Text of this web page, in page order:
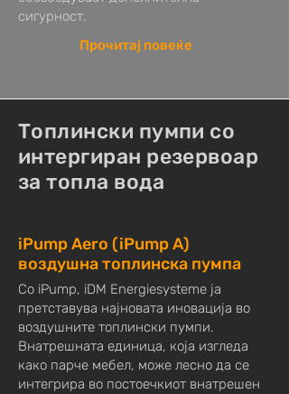
сигурност.
Прочитај повеќе
Топлински пумпи со
интергиран резервоар
за топла вода
iPump Aero (iPump A)
воздушна топлинска пумпа
Со iPump, iDM Energiesysteme ја
претставува најновата иновација во
воздушните топлински пумпи.
Внатрешната единица, која изгледа
како парче мебел, може лесно да се
интегрира во постоечкиот внатрешен